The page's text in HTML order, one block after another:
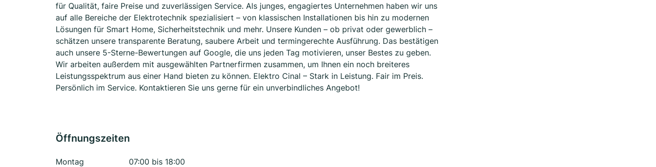
für Qualität, faire Preise und zuverlässigen Service. Als junges, engagiertes Unternehmen haben wir uns
auf alle Bereiche der Elektrotechnik spezialisiert – von klassischen Installationen bis hin zu modernen
Lösungen für Smart Home, Sicherheitstechnik und mehr. Unsere Kunden – ob privat oder gewerblich –
schätzen unsere transparente Beratung, saubere Arbeit und termingerechte Ausführung. Das bestätigen
auch unsere 5-Sterne-Bewertungen auf Google, die uns jeden Tag motivieren, unser Bestes zu geben.
Wir arbeiten außerdem mit ausgewählten Partnerfirmen zusammen, um Ihnen ein noch breiteres
Leistungsspektrum aus einer Hand bieten zu können. Elektro Cinal – Stark in Leistung. Fair im Preis.
Persönlich im Service. Kontaktieren Sie uns gerne für ein unverbindliches Angebot!
Öffnungszeiten
Montag
07:00 bis 18:00